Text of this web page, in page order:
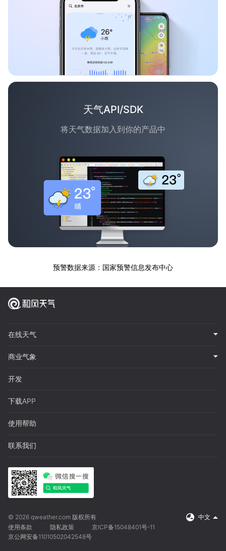
天气API/SDK
将天气数据加入到你的产品中
预警数据来源：国家预警信息发布中心
在线天气
商业气象
开发
下载APP
使用帮助
联系我们
© 2026 qweather.com 版权所有
中文
使用条款
隐私政策
京ICP备15048401号-11
京公网安备11010502042548号